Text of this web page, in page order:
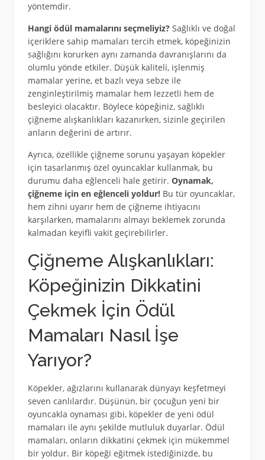
yöntemdir.
Hangi ödül mamalarını seçmeliyiz?Sağlıklı ve doğal
içeriklere sahip mamaları tercih etmek, köpeğinizin
sağlığını korurken aynı zamanda davranışlarını da
olumlu yönde etkiler. Düşük kaliteli, işlenmiş
mamalar yerine, et bazlı veya sebze ile
zenginleştirilmiş mamalar hem lezzetli hem de
besleyici olacaktır. Böylece köpeğiniz, sağlıklı
çiğneme alışkanlıkları kazanırken, sizinle geçirilen
anların değerini de artırır.
Ayrıca, özellikle çiğneme sorunu yaşayan köpekler
için tasarlanmış özel oyuncaklar kullanmak, bu
durumu daha eğlenceli hale getirir. Oynamak,
çiğneme için en eğlenceli yoldur!Bu tür oyuncaklar,
hem zihni uyarır hem de çiğneme ihtiyacını
karşılarken, mamalarını almayı beklemek zorunda
kalmadan keyifli vakit geçirebilirler.
Çiğneme Alışkanlıkları:
Köpeğinizin Dikkatini
Çekmek İçin Ödül
Mamaları Nasıl İşe
Yarıyor?
Köpekler, ağızlarını kullanarak dünyayı keşfetmeyi
seven canlılardır. Düşünün, bir çocuğun yeni bir
oyuncakla oynaması gibi, köpekler de yeni ödül
mamaları ile aynı şekilde mutluluk duyarlar. Ödül
mamaları, onların dikkatini çekmek için mükemmel
bir yoldur. Bir köpeği eğitmek istediğinizde, bu